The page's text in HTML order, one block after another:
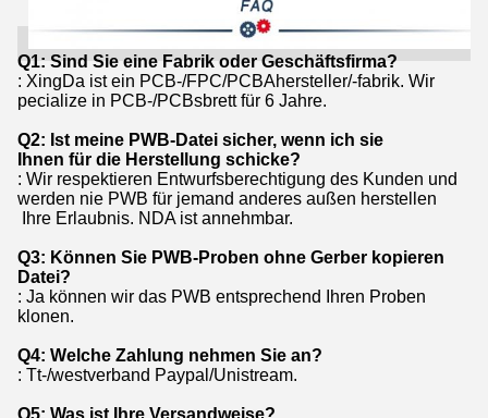
Q1: Sind Sie eine Fabrik oder Geschäftsfirma?
: XingDa ist ein PCB-/FPC/PCBAhersteller/-fabrik. Wir
pecialize in PCB-/PCBsbrett für 6 Jahre.
Q2: Ist meine PWB-Datei sicher, wenn ich sie
Ihnen für die Herstellung schicke?
: Wir respektieren Entwurfsberechtigung des Kunden und
werden nie PWB für jemand anderes außen herstellen
Ihre Erlaubnis. NDA ist annehmbar.
Q3: Können Sie PWB-Proben ohne Gerber kopieren
Datei?
: Ja können wir das PWB entsprechend Ihren Proben
klonen.
Q4: Welche Zahlung nehmen Sie an?
: Tt-/westverband Paypal/Unistream.
Q5: Was ist Ihre Versandweise?